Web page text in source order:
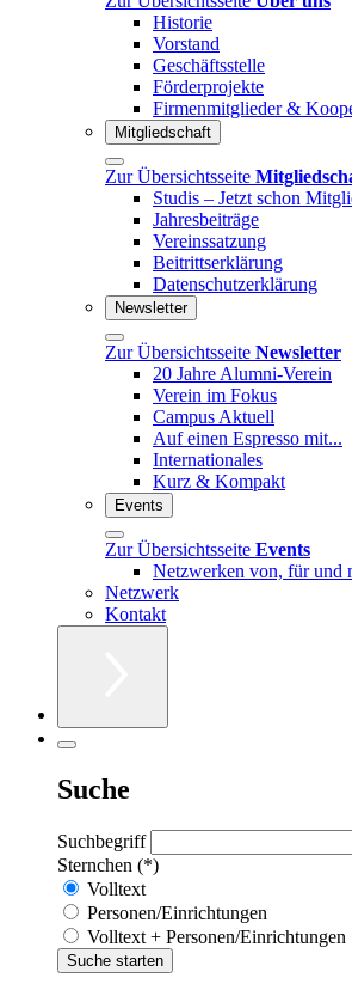
Historie
Vorstand
Geschäftsstelle
Förderprojekte
Firmenmitglieder &
Mitgliedschaft
Zur Übersichtsseite
Studis – Jetzt schon
Jahresbeiträge
Vereinssatzung
Beitrittserklärung
Datenschutzerklärung
Newsletter
Zur Übersichtsseite Newsletter
20 Jahre Alumni-Verein
Verein im Fokus
Campus Aktuell
Auf einen Espresso mit...
Internationales
Kurz & Kompakt
Events
Zur Übersichtsseite Events
Netzwerken von, für und
Netzwerk
Kontakt
Suche
Suchbegriff
Sternchen (*)
Volltext
Personen/Einrichtungen
Volltext + Personen/Einrichtungen